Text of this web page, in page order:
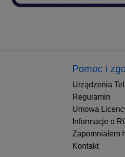
Pomoc i
Urządzenia
Regulamin
Umowa
Informacje o
Zapomniałem
Kontakt